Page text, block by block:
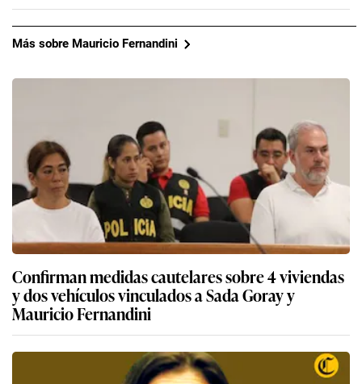
Más sobre Mauricio Fernandini
Confirman medidas cautelares sobre 4 viviendas
y dos vehículos vinculados a Sada Goray y
Mauricio Fernandini